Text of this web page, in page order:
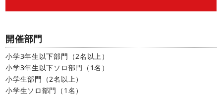
開催部門
小学3年生以下部門（2名以上）
小学3年生以下ソロ部門（1名）
小学生部門（2名以上）
小学生ソロ部門（1名）